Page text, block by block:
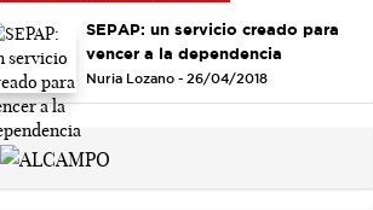
SEPAP: un servicio creado para
vencer a la dependencia
Nuria Lozano - 26/04/2018